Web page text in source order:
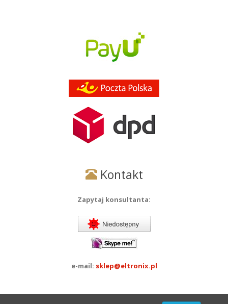
Kontakt
Zapytaj konsultanta:
e-mail: sklep@eltronix.pl